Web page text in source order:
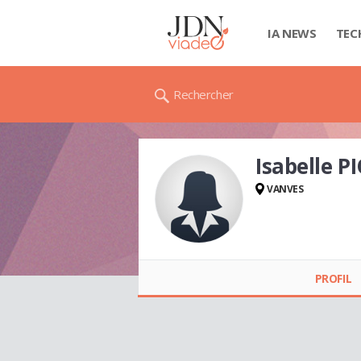
IA NEWS
Rechercher
Isabelle
VANVES
PROFIL